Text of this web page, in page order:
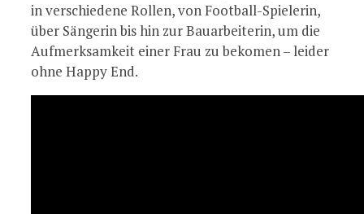
in verschiedene Rollen, von Football-Spielerin,
über Sängerin bis hin zur Bauarbeiterin, um die
Aufmerksamkeit einer Frau zu bekomen – leider
ohne Happy End.